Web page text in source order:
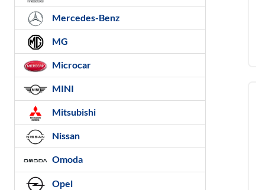
Mercedes-Benz
MG
Microcar
MINI
Mitsubishi
Nissan
Omoda
Opel